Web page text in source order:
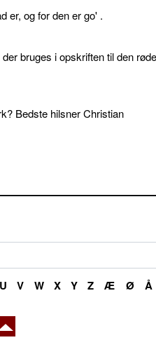
er, og for den er go' .
bruges i opskriften til den
Bedste hilsner Christian
U V W X Y Z Æ Ø Å